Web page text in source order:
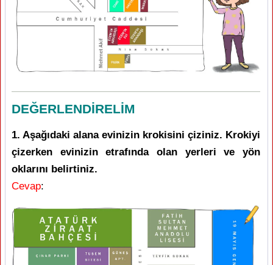
DEĞERLENDİRELİM
1. Aşağıdaki alana evinizin krokisini çiziniz. Krokiyi
çizerken evinizin etrafında olan yerleri ve yön
oklarını belirtiniz.
Cevap: